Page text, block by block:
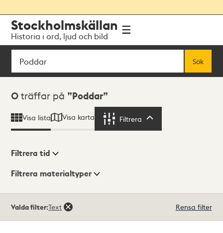
navigationen
huvudinnehållet
Stockholmskällan
Historia i ord, ljud och bild
Sök
Sök
Sökresultat
0 träffar på Poddar
Visa lista Visa karta Filtrera
Visningsläge
Filtrera tid
Filtrera materialtyper
träffar
Valda filter:Text Rensa filter